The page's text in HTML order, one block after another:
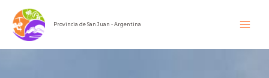
contenido
Provincia de San Juan - Argentina